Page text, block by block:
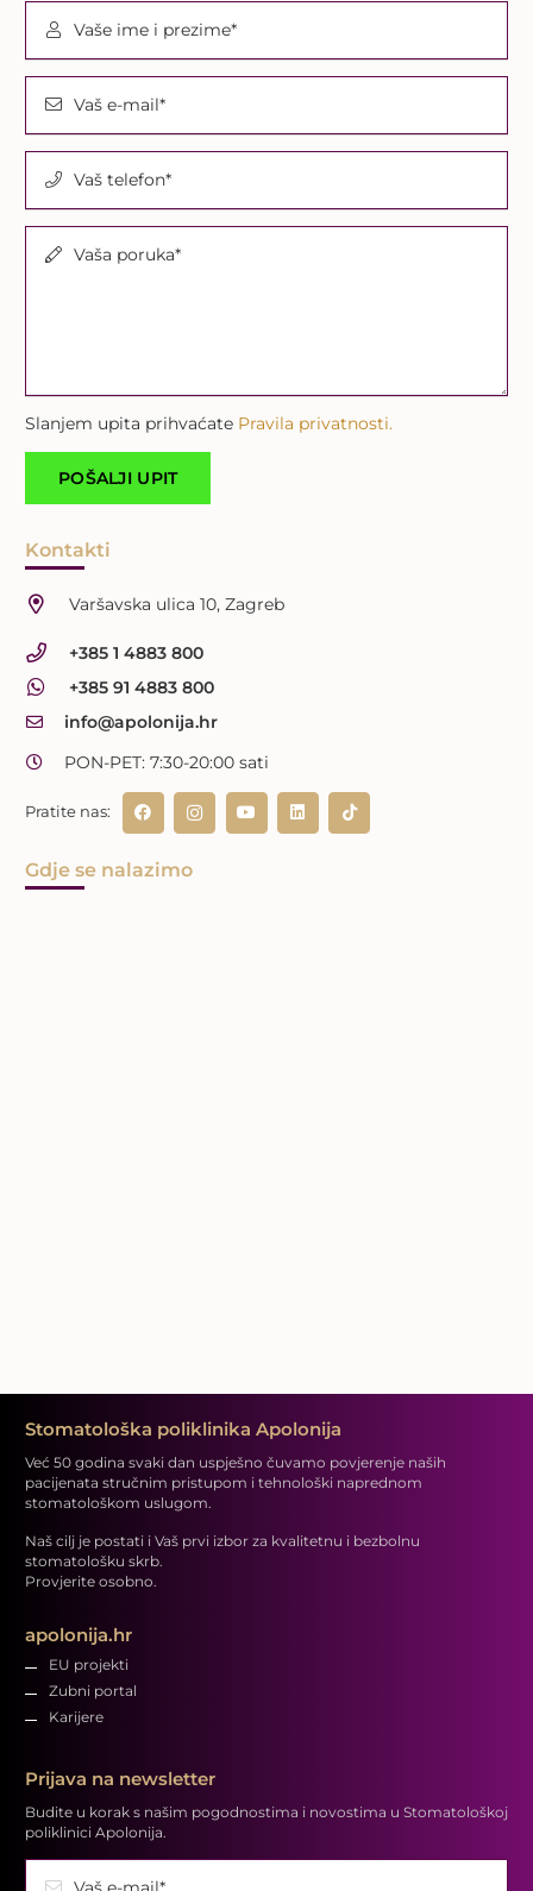
Vaše ime i prezime*
Vaš e-mail*
Vaš telefon*
Vaša poruka*
Slanjem upita prihvaćate Pravila privatnosti.
Kontakti
Varšavska ulica 10, Zagreb
+385 1 4883 800
+385 91 4883 800
info@apolonija.hr
PON-PET: 7:30-20:00 sati
Pratite nas:
Gdje se nalazimo
Stomatološka poliklinika Apolonija
Već 50 godina svaki dan uspješno čuvamo povjerenje naših
pacijenata stručnim pristupom i tehnološki naprednom
stomatološkom uslugom.
Naš cilj je postati i Vaš prvi izbor za kvalitetnu i bezbolnu
stomatološku skrb.
Provjerite osobno.
apolonija.hr
EU projekti
Zubni portal
Karijere
Prijava na newsletter
Budite u korak s našim pogodnostima i novostima u Stomatološkoj
poliklinici Apolonija.